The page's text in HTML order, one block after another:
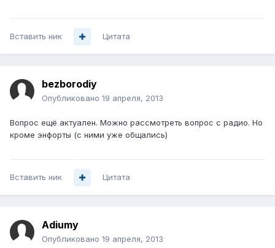
Вставить ник Цитата
bezborodiy
Опубликовано 19 апреля, 2013
Вопрос ещё актуален. Можно рассмотреть вопрос с радио. Но
кроме энфорты (с ними уже общались)
Вставить ник Цитата
Adiumy
Опубликовано 19 апреля, 2013